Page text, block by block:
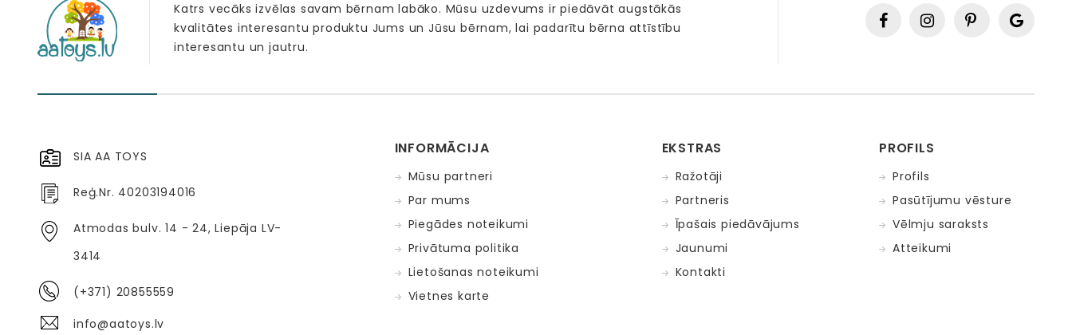
Katrs vecāks izvēlas savam bērnam labāko. Mūsu uzdevums ir piedāvāt augstākās
kvalitātes interesantu produktu Jums un Jūsu bērnam, lai padarītu bērna attīstību
interesantu un jautru.
SIA AA TOYS
Reģ.Nr. 40203194016
Atmodas bulv. 14 - 24, Liepāja LV-
3414
(+371) 20855559
info@aatoys.lv
INFORMĀCIJA
Mūsu partneri
Par mums
Piegādes noteikumi
Privātuma politika
Lietošanas noteikumi
Vietnes karte
EKSTRAS
Ražotāji
Partneris
Īpašais piedāvājums
Jaunumi
Kontakti
PROFILS
Profils
Pasūtījumu vēsture
Vēlmju saraksts
Atteikumi